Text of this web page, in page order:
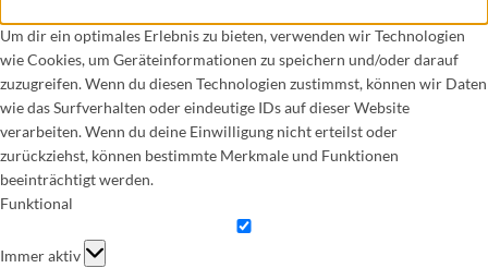
Um dir ein optimales Erlebnis zu bieten, verwenden wir Technologien
wie Cookies, um Geräteinformationen zu speichern und/oder darauf
zuzugreifen. Wenn du diesen Technologien zustimmst, können wir Daten
wie das Surfverhalten oder eindeutige IDs auf dieser Website
verarbeiten. Wenn du deine Einwilligung nicht erteilst oder
zurückziehst, können bestimmte Merkmale und Funktionen
beeinträchtigt werden.
Funktional
Funktional
Immer aktiv